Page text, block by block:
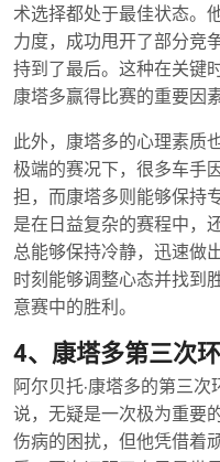
术选择都处于最佳状态。
力度，成功甩开了部分竞
持到了最后。这种在关键
康塔多赢得比赛的重要因素
此外，康塔多的心理素质
极端的赛况下，很多车手
担，而康塔多则能够保持
是在日益复杂的赛程中，
总能够保持冷静，迅速做
时刻能够调整心态并找到
意赛中的胜利。
4、康塔多第三次
阿尔贝托·康塔多的第三
说，无疑是一次极为重要
伤病的困扰，但他凭借着